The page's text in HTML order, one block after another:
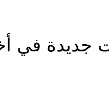
جديدة في